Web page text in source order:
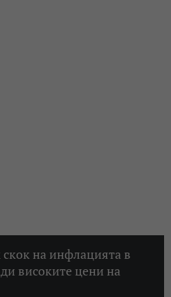
на инфлацията в
високите цени на